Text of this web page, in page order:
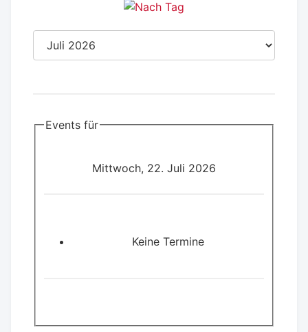
Events für
Mittwoch, 22. Juli 2026
Keine Termine